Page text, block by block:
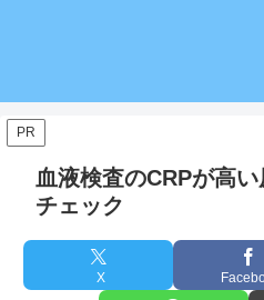
PR
血液検査のCRPが高
チェック
X